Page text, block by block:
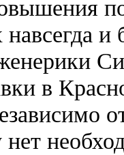
навсегда
в